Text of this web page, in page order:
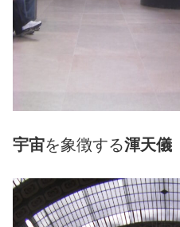
宇宙を象徴する渾天儀